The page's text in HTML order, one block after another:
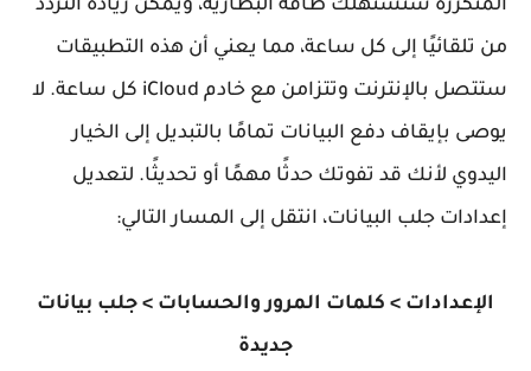
المتكررة ستستهلك طاقة البطارية، ويمكن زيادة التردد
من تلقائيًا إلى كل ساعة، مما يعني أن هذه التطبيقات
ستتصل بالإنترنت وتتزامن مع خادم iCloud كل ساعة. لا
يوصى بإيقاف دفع البيانات تمامًا بالتبديل إلى الخيار
اليدوي لأنك قد تفوتك حدثًا مهمًا أو تحديثًا. لتعديل
إعدادات جلب البيانات، انتقل إلى المسار التالي:
الإعدادات > كلمات المرور والحسابات > جلب بيانات
جديدة